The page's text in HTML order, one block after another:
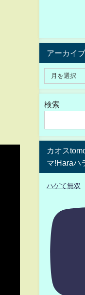
アーカイブ
検索
カオス
マ!Haraハ
ハゲて無双